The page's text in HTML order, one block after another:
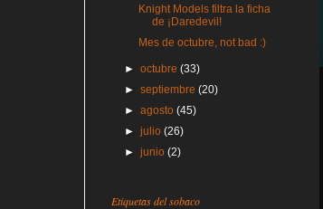
Knight Models filtra la ficha
de ¡Daredevil!
Mes de octubre, not bad :)
►octubre(33)
►septiembre(20)
►agosto(45)
►julio(26)
►junio(2)
Etiquetas del sobaco